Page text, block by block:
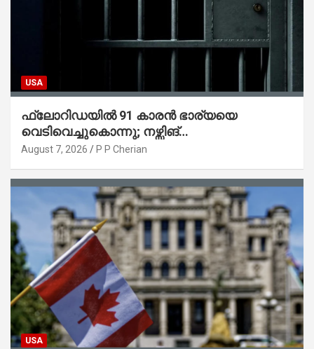
USA
ഫ്ലോറിഡയിൽ 91 കാരൻ ഭാര്യയെ
വെടിവെച്ചുകൊന്നു; നഴ്സിങ്
ഹോമിലാക്കില്ലെന്ന് നൽകിയ വാഗ്ദാനം
August 7, 2026 P P Cherian
USA